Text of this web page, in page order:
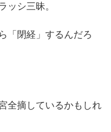
ッシ三昧。
「閉経」するんだろ
全摘しているかもしれ